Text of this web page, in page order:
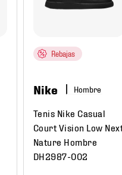
Rebajas
Nike Hombre
Tenis Nike Casual
Court Vision Low
Nature Hombre
DH2987-002